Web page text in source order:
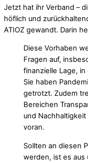
Jetzt hat ihr Verband –
höflich und
ATIOZ gewandt. Darin
Diese Vorhaben
Fragen auf,
finanzielle Lage,
Sie haben
getrotzt. Zudem
Bereichen
und
voran.
Sollten an diesen
werden, ist es aus